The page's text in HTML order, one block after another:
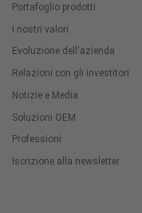
Portafoglio prodotti
I nostri valori
Evoluzione dell'azienda
Relazioni con gli investitori
Notizie e Media
Soluzioni OEM
Professioni
Iscrizione alla newsletter